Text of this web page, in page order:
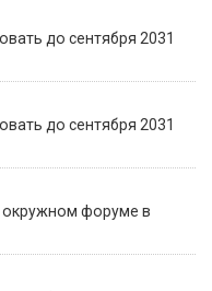
до сентября 2031
до сентября 2031
форуме в